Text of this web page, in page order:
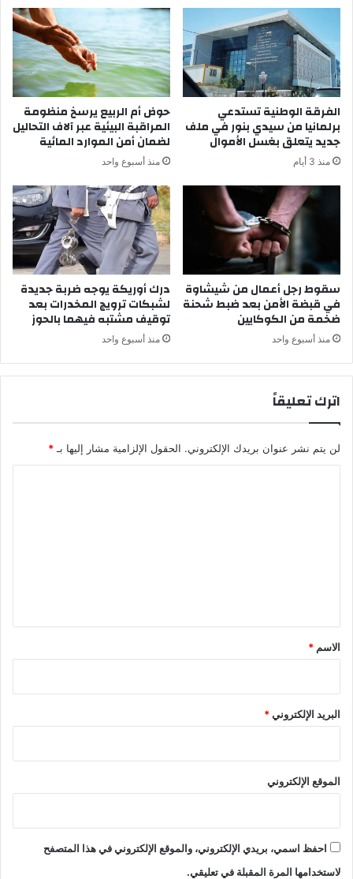
و
د
2
3
م
ي
2
ك
و
ن
و
ا
د
ي
ة
ت
ح
ي
ا
ا
س
ق
ة
الفرقة الوطنية تستدعي
برلمانيا من سيدي بنور في ملف
جديد يتعلق بغسل الأموال
منذ 3 أيام
حوض أم الربيع يرسخ منظومة
المراقبة البيئية عبر آلاف التحاليل
لضمان أمن الموارد المائية
منذ أسبوع واحد
سقوط رجل أعمال من شيشاوة
في قبضة الأمن بعد ضبط شحنة
ضخمة من الكوكايين
منذ أسبوع واحد
درك أوريكة يوجه ضربة جديدة
لشبكات ترويج المخدرات بعد
توقيف مشتبه فيهما بالحوز
منذ أسبوع واحد
اترك تعليقاً
لن يتم نشر عنوان بريدك الإلكتروني. الحقول الإلزامية مشار إليها بـ *
*
الاسم *
البريد الإلكتروني*
الموقع الإلكتروني
احفظ اسمي، بريدي الإلكتروني، والموقع الإلكتروني في هذا المتصفح
لاستخدامها المرة المقبلة في تعليقي.